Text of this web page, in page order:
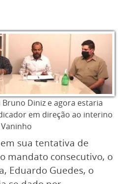
Diniz e agora estaria
em direção ao interino
Vaninho
sua tentativa de
mandato consecutivo, o
Eduardo Guedes, o